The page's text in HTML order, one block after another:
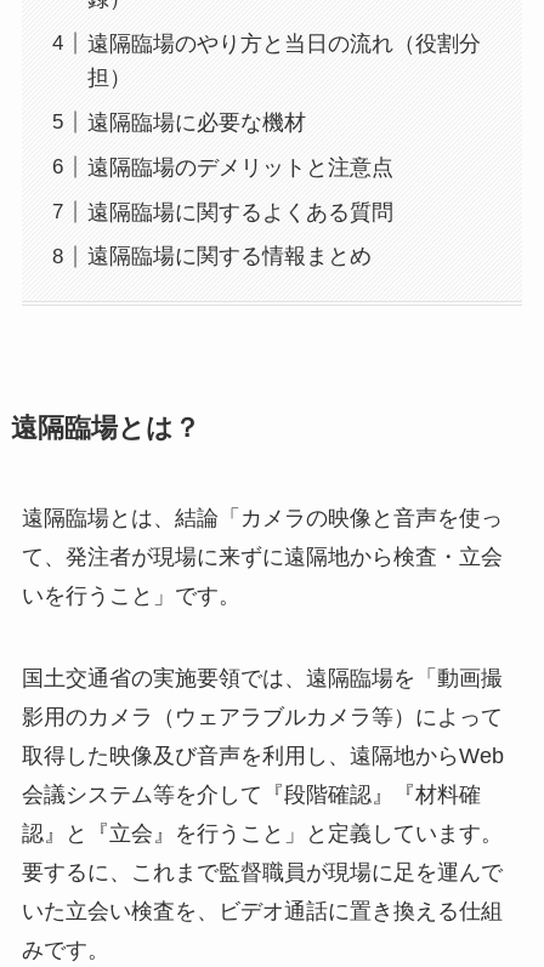
遠隔臨場のやり方と当日の流れ（役割分
担）
遠隔臨場に必要な機材
遠隔臨場のデメリットと注意点
遠隔臨場に関するよくある質問
遠隔臨場に関する情報まとめ
遠隔臨場とは？
遠隔臨場とは、結論「カメラの映像と音声を使っ
て、発注者が現場に来ずに遠隔地から検査・立会
いを行うこと」です。
国土交通省の実施要領では、遠隔臨場を「動画撮
影用のカメラ（ウェアラブルカメラ等）によって
取得した映像及び音声を利用し、遠隔地からWeb
会議システム等を介して『段階確認』『材料確
認』と『立会』を行うこと」と定義しています。
要するに、これまで監督職員が現場に足を運んで
いた立会い検査を、ビデオ通話に置き換える仕組
みです。